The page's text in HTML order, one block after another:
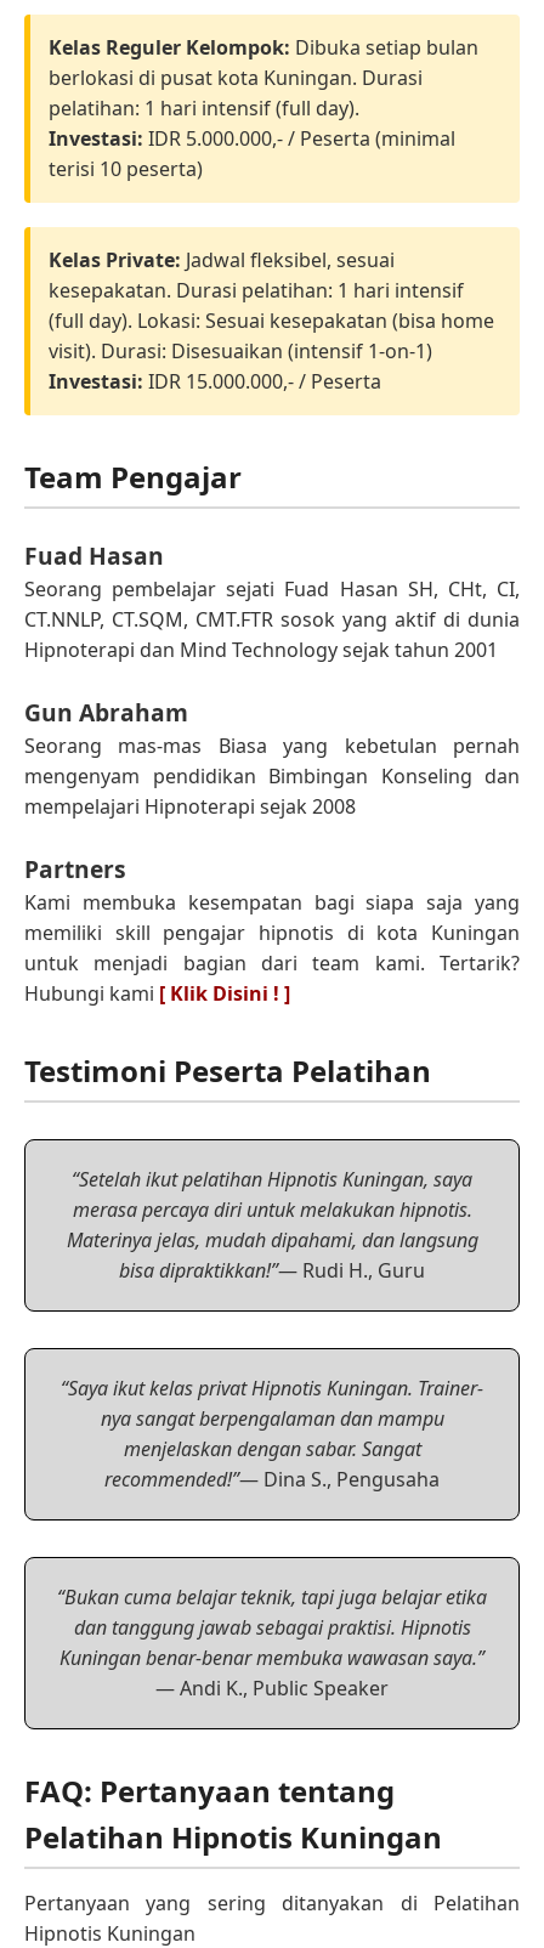
Kelas Reguler Kelompok: Dibuka setiap bulan
berlokasi di pusat kota Kuningan. Durasi
pelatihan: 1 hari intensif (full day).
Investasi: IDR 5.000.000,- / Peserta (minimal
terisi 10 peserta)
Kelas Private: Jadwal fleksibel, sesuai
kesepakatan. Durasi pelatihan: 1 hari intensif
(full day). Lokasi: Sesuai kesepakatan (bisa home
visit). Durasi: Disesuaikan (intensif 1-on-1)
Investasi: IDR 15.000.000,- / Peserta
Team Pengajar
Fuad Hasan
Seorang pembelajar sejati Fuad Hasan SH, CHt, CI,
CT.NNLP, CT.SQM, CMT.FTR sosok yang aktif di dunia
Hipnoterapi dan Mind Technology sejak tahun 2001
Gun Abraham
Seorang mas-mas Biasa yang kebetulan pernah
mengenyam pendidikan Bimbingan Konseling dan
mempelajari Hipnoterapi sejak 2008
Partners
Kami membuka kesempatan bagi siapa saja yang
memiliki skill pengajar hipnotis di kota Kuningan
untuk menjadi bagian dari team kami. Tertarik?
Hubungi kami [ Klik Disini ! ]
Testimoni Peserta Pelatihan
“Setelah ikut pelatihan Hipnotis Kuningan, saya
merasa percaya diri untuk melakukan hipnotis.
Materinya jelas, mudah dipahami, dan langsung
bisa dipraktikkan!”— Rudi H., Guru
“Saya ikut kelas privat Hipnotis Kuningan. Trainer-
nya sangat berpengalaman dan mampu
menjelaskan dengan sabar. Sangat
recommended!”— Dina S., Pengusaha
“Bukan cuma belajar teknik, tapi juga belajar etika
dan tanggung jawab sebagai praktisi. Hipnotis
Kuningan benar-benar membuka wawasan saya.”
— Andi K., Public Speaker
FAQ: Pertanyaan tentang
Pelatihan Hipnotis Kuningan
Pertanyaan yang sering ditanyakan di Pelatihan
Hipnotis Kuningan